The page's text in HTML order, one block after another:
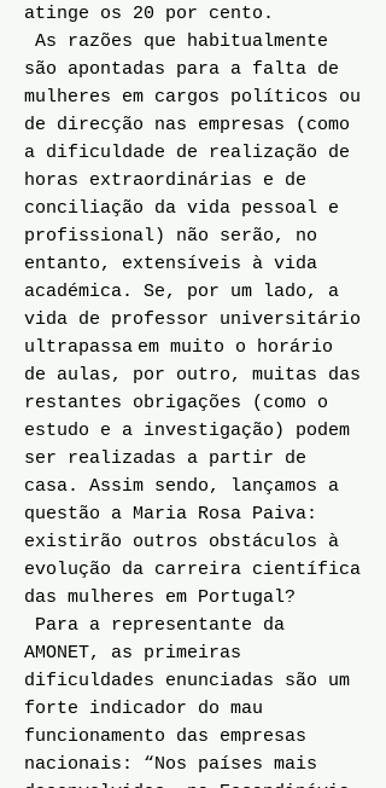
atinge os 20 por cento.
As razões que habitualmente
são apontadas para a falta de
mulheres em cargos políticos ou
de direcção nas empresas (como
a dificuldade de realização de
horas extraordinárias e de
conciliação da vida pessoal e
profissional) não serão, no
entanto, extensíveis à vida
académica. Se, por um lado, a
vida de professor universitário
ultrapassa em muito o horário
de aulas, por outro, muitas das
restantes obrigações (como o
estudo e a investigação) podem
ser realizadas a partir de
casa. Assim sendo, lançamos a
questão a Maria Rosa Paiva:
existirão outros obstáculos à
evolução da carreira científica
das mulheres em Portugal?
Para a representante da
AMONET, as primeiras
dificuldades enunciadas são um
forte indicador do mau
funcionamento das empresas
nacionais: “Nos países mais